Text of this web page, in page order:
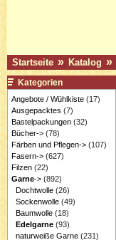
Startseite » Katalog »
Kategorien
Angebote / Wühlkiste(17)
Ausgepacktes (7)
Bastelpackungen(32)
Bücher->(78)
Färben und Pflegen->(107)
Fasern->(627)
Filzen(22)
Garne->(892)
Dochtwolle(26)
Sockenwolle(49)
Baumwolle(18)
Edelgarne(93)
naturweiße Garne(231)